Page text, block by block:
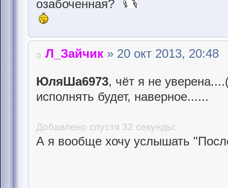
озабоченная?
Л_Зайчик » 20 окт 2013, 20:48
ЮляШа6973, чёт я не
исполнять будет, наверное......
Добавлено спустя 32 секунды:
А я вообще хочу услышать